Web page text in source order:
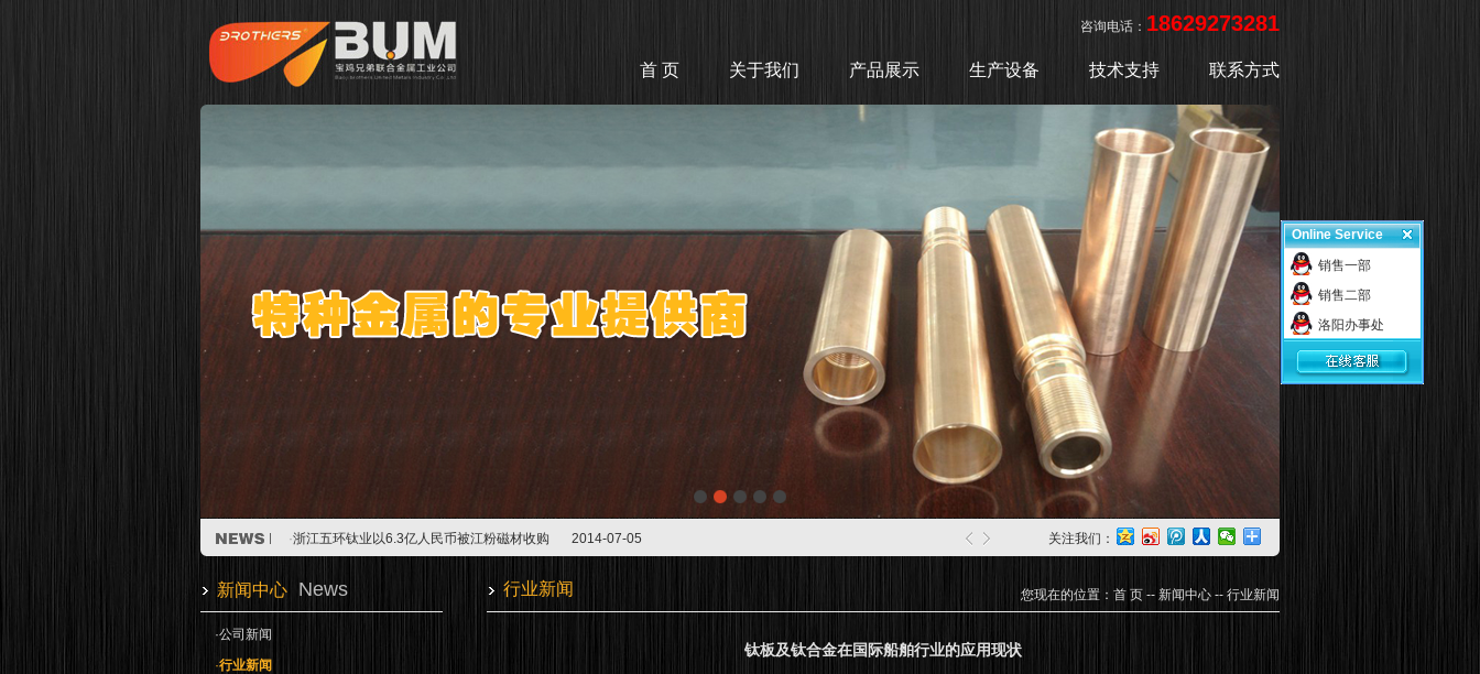
咨询电话： 18629273281
首 页 关于我们 产品展示 生产设备 技术支持 联系方式
·钛合金在空降兵随身携带火炮的应用
2014-08-08
·浙江五环钛业以6.3亿人民币被江粉磁材收购
2014-07-05
·钛及钛合金的渗氮处理
2014-07-05
钛合金在空降兵随身携带火炮的应用
2014-08-08
关注我们：
新闻中心 News
·公司新闻
·行业新闻
行业新闻 您现在的位置： 首 页 -- 新闻中心 -- 行业新闻
钛板及钛合金在国际船舶行业的应用现状
Online Service
销售一部
销售二部
洛阳办事处